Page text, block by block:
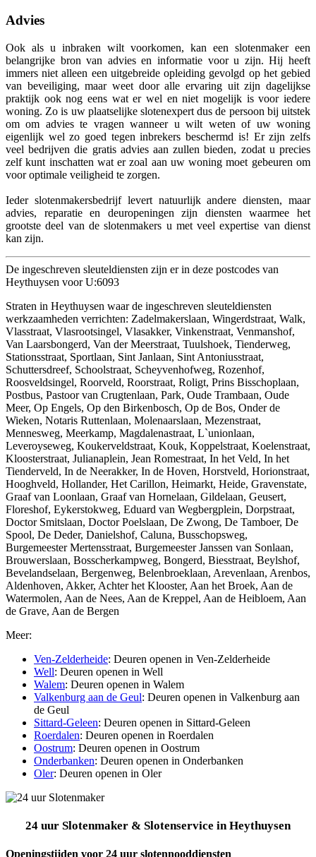
Advies
Ook als u inbraken wilt voorkomen, kan een slotenmaker een
belangrijke bron van advies en informatie voor u zijn. Hij heeft
immers niet alleen een uitgebreide opleiding gevolgd op het gebied
van beveiliging, maar weet door alle ervaring uit zijn dagelijkse
praktijk ook nog eens wat er wel en niet mogelijk is voor iedere
woning. Zo is uw plaatselijke slotenexpert dus de persoon bij uitstek
om om advies te vragen wanneer u wilt weten of uw woning
eigenlijk wel zo goed tegen inbrekers beschermd is! Er zijn zelfs
veel bedrijven die gratis advies aan zullen bieden, zodat u precies
zelf kunt inschatten wat er zoal aan uw woning moet gebeuren om
voor optimale veiligheid te zorgen.
Ieder slotenmakersbedrijf levert natuurlijk andere diensten, maar
advies, reparatie en deuropeningen zijn diensten waarmee het
grootste deel van de slotenmakers u met veel expertise van dienst
kan zijn.
De ingeschreven sleuteldiensten zijn er in deze postcodes van
Heythuysen voor U:6093
Straten in Heythuysen waar de ingeschreven sleuteldiensten
werkzaamheden verrichten: Zadelmakerslaan, Wingerdstraat, Walk,
Vlasstraat, Vlasrootsingel, Vlasakker, Vinkenstraat, Venmanshof,
Van Laarsbongerd, Van der Meerstraat, Tuulshoek, Tienderweg,
Stationsstraat, Sportlaan, Sint Janlaan, Sint Antoniusstraat,
Schuttersdreef, Schoolstraat, Scheyvenhofweg, Rozenhof,
Roosveldsingel, Roorveld, Roorstraat, Roligt, Prins Bisschoplaan,
Postbus, Pastoor van Crugtenlaan, Park, Oude Trambaan, Oude
Meer, Op Engels, Op den Birkenbosch, Op de Bos, Onder de
Wieken, Notaris Ruttenlaan, Molenaarslaan, Mezenstraat,
Mennesweg, Meerkamp, Magdalenastraat, L`unionlaan,
Leveroyseweg, Koukerveldstraat, Kouk, Koppelstraat, Koelenstraat,
Kloosterstraat, Julianaplein, Jean Romestraat, In het Veld, In het
Tienderveld, In de Neerakker, In de Hoven, Horstveld, Horionstraat,
Hooghveld, Hollander, Het Carillon, Heimarkt, Heide, Gravenstate,
Graaf van Loonlaan, Graaf van Hornelaan, Gildelaan, Geusert,
Floreshof, Eykerstokweg, Eduard van Wegbergplein, Dorpstraat,
Doctor Smitslaan, Doctor Poelslaan, De Zwong, De Tamboer, De
Spool, De Deder, Danielshof, Caluna, Busschopsweg,
Burgemeester Mertensstraat, Burgemeester Janssen van Sonlaan,
Brouwerslaan, Bosscherkampweg, Bongerd, Biesstraat, Beylshof,
Bevelandselaan, Bergenweg, Belenbroeklaan, Arevenlaan, Arenbos,
Aldenhoven, Akker, Achter het Klooster, Aan het Broek, Aan de
Watermolen, Aan de Nees, Aan de Kreppel, Aan de Heibloem, Aan
de Grave, Aan de Bergen
Meer:
Ven-Zelderheide: Deuren openen in Ven-Zelderheide
Well: Deuren openen in Well
Walem: Deuren openen in Walem
Valkenburg aan de Geul: Deuren openen in Valkenburg aan
de Geul
Sittard-Geleen: Deuren openen in Sittard-Geleen
Roerdalen: Deuren openen in Roerdalen
Oostrum: Deuren openen in Oostrum
Onderbanken: Deuren openen in Onderbanken
Oler: Deuren openen in Oler
24 uur Slotenmaker & Slotenservice in Heythuysen
Openingstijden voor 24 uur slotennooddiensten